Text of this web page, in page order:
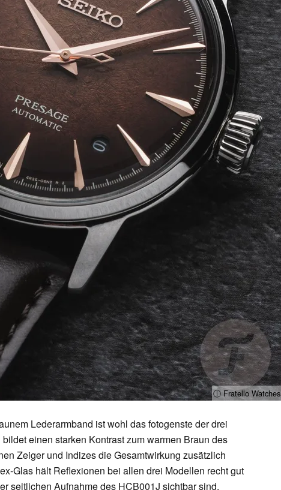
ⓘ Fratello Watches
Lederarmband ist wohl das fotogenste der drei
einen starken Kontrast zum warmen Braun des
Zeiger und Indizes die Gesamtwirkung zusätzlich
Glas hält Reflexionen bei allen drei Modellen recht gut
seitlichen Aufnahme des HCB001J sichtbar sind.